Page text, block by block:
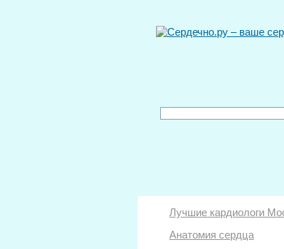
Лучшие кардиологи
Анатомия сердца